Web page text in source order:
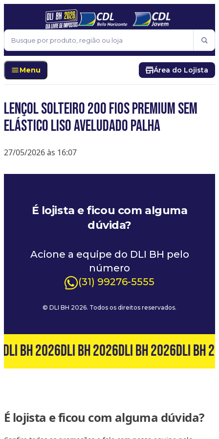
Pular para o conteúdo
Buscar
Menu Área do Lojista
Lençol Solteiro 200 Fios Premium Sem
Elástico Liso Aveludado Palha
27/05/2026 às 16:07
É lojista e ficou com alguma
dúvida?
Acione a equipe do DLI BH pelo
número
(31) 99276-5555
© DLI BH 2026. Todos os direitos reservados.
DLI BH 2026DLI BH 2026DLI BH 2026DLI BH
É lojista e ficou com alguma dúvida?